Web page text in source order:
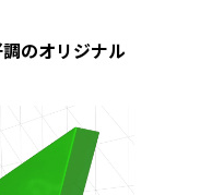
のオリジナル